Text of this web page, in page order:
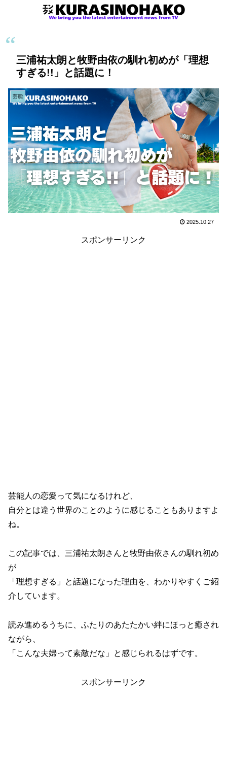
三浦祐太朗と牧野由依の馴れ初めが「理想
すぎる!!」と話題に！
芸能
2025.10.27
スポンサーリンク
芸能人の恋愛って気になるけれど、
自分とは違う世界のことのように感じることもありますよ
ね。
この記事では、三浦祐太朗さんと牧野由依さんの馴れ初め
が
「理想すぎる」と話題になった理由を、わかりやすくご紹
介しています。
読み進めるうちに、ふたりのあたたかい絆にほっと癒され
ながら、
「こんな夫婦って素敵だな」と感じられるはずです。
スポンサーリンク